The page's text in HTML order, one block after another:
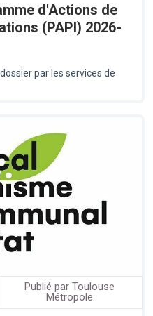
d'Actions de
(PAPI) 2026-
par les services de
Publié par Toulouse
Métropole